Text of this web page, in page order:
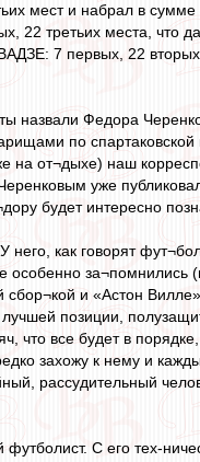
мест и набрал в сумме
22 третьих места, что
7 первых, 22
назвали Федора
по
от¬дыхе) наш
уже
будет интересно
как говорят
особенно
и «Астон
позиции,
что все будет в
захожу к нему и
рассудительный
С его тех-